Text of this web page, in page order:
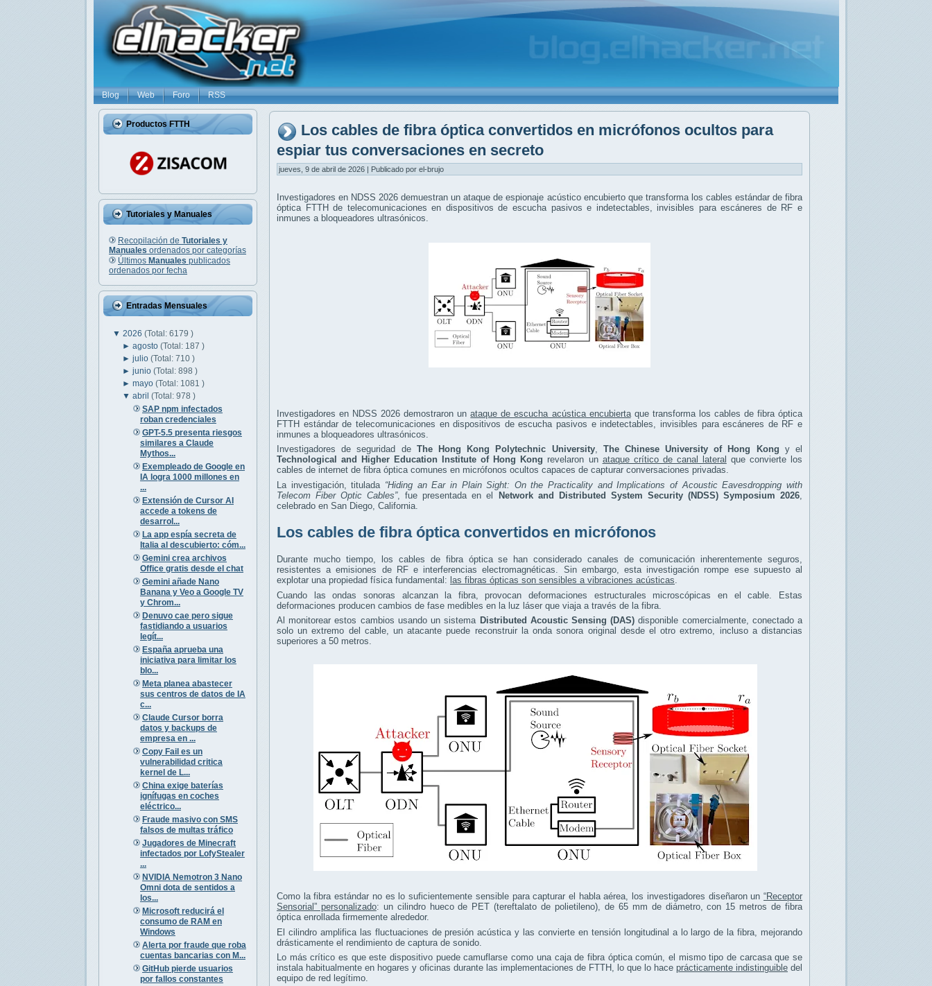
Blog Web Foro RSS
Productos FTTH
Tutoriales y Manuales
Recopilación de Tutoriales y
Manuales ordenados por categorías
Últimos Manuales publicados
ordenados por fecha
Entradas Mensuales
▼ 2026 (Total: 6179 )
►agosto(Total: 187 )
►julio(Total: 710 )
►junio(Total: 898 )
►mayo(Total: 1081 )
▼abril(Total: 978 )
SAP npm infectados
roban credenciales
GPT-5.5 presenta riesgos
similares a Claude
Mythos...
Exempleado de Google en
IA logra 1000 millones en
...
Extensión de Cursor AI
accede a tokens de
desarrol...
La app espía secreta de
Italia al descubierto: cóm...
Gemini crea archivos
Office gratis desde el chat
Gemini añade Nano
Banana y Veo a Google TV
y Chrom...
Denuvo cae pero sigue
fastidiando a usuarios
legít...
España aprueba una
iniciativa para limitar los
blo...
Meta planea abastecer
sus centros de datos de IA
c...
Claude Cursor borra
datos y backups de
empresa en ...
Copy Fail es un
vulnerabilidad critica
kernel de L...
China exige baterías
ignífugas en coches
eléctrico...
Fraude masivo con SMS
falsos de multas tráfico
Jugadores de Minecraft
infectados por LofyStealer
...
NVIDIA Nemotron 3 Nano
Omni dota de sentidos a
los...
Microsoft reducirá el
consumo de RAM en
Windows
Alerta por fraude que roba
cuentas bancarias con M...
GitHub pierde usuarios
por fallos constantes
Los cables de fibra óptica convertidos en micrófonos ocultos para
espiar tus conversaciones en secreto
jueves, 9 de abril de 2026 | Publicado por el-brujo
Investigadores en NDSS 2026 demuestran un ataque de espionaje acústico encubierto que transforma los cables estándar de fibra
óptica FTTH de telecomunicaciones en dispositivos de escucha pasivos e indetectables, invisibles para escáneres de RF e
inmunes a bloqueadores ultrasónicos.
Investigadores en NDSS 2026 demostraron unataque de escucha acústica encubiertaque transforma los cables de fibra óptica
FTTH estándar de telecomunicaciones en dispositivos de escucha pasivos e indetectables, invisibles para escáneres de RF e
inmunes a bloqueadores ultrasónicos.
Investigadores de seguridad de The Hong Kong Polytechnic University, The Chinese University of Hong Kong y el
Technological and Higher Education Institute of Hong Kong revelaron un ataque crítico de canal lateral que convierte los
cables de internet de fibra óptica comunes en micrófonos ocultos capaces de capturar conversaciones privadas.
La investigación, titulada “Hiding an Ear in Plain Sight: On the Practicality and Implications of Acoustic Eavesdropping with
Telecom Fiber Optic Cables”, fue presentada en el Network and Distributed System Security (NDSS) Symposium 2026
celebrado en San Diego, California.
Los cables de fibra óptica convertidos en micrófonos
Durante mucho tiempo, los cables de fibra óptica se han considerado canales de comunicación inherentemente seguros,
resistentes a emisiones de RF e interferencias electromagnéticas. Sin embargo, esta investigación rompe ese supuesto al
explotar una propiedad física fundamental: las fibras ópticas son sensibles a vibraciones acústicas.
Cuando las ondas sonoras alcanzan la fibra, provocan deformaciones estructurales microscópicas en el cable. Estas
deformaciones producen cambios de fase medibles en la luz láser que viaja a través de la fibra.
Al monitorear estos cambios usando un sistema Distributed Acoustic Sensing (DAS) disponible comercialmente, conectado a
solo un extremo del cable, un atacante puede reconstruir la onda sonora original desde el otro extremo, incluso a distancias
superiores a 50 metros.
Como la fibra estándar no es lo suficientemente sensible para capturar el habla aérea, los investigadores diseñaron un “Receptor
Sensorial” personalizado: un cilindro hueco de PET (tereftalato de polietileno), de 65 mm de diámetro, con 15 metros de fibra
óptica enrollada firmemente alrededor.
El cilindro amplifica las fluctuaciones de presión acústica y las convierte en tensión longitudinal a lo largo de la fibra, mejorando
drásticamente el rendimiento de captura de sonido.
Lo más crítico es que este dispositivo puede camuflarse como una caja de fibra óptica común, el mismo tipo de carcasa que se
instala habitualmente en hogares y oficinas durante las implementaciones de FTTH, lo que lo hace prácticamente indistinguible del
equipo de red legítimo.